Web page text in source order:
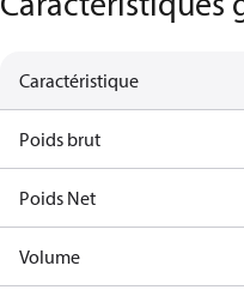
Caractéristique
Poids brut
Poids Net
Volume